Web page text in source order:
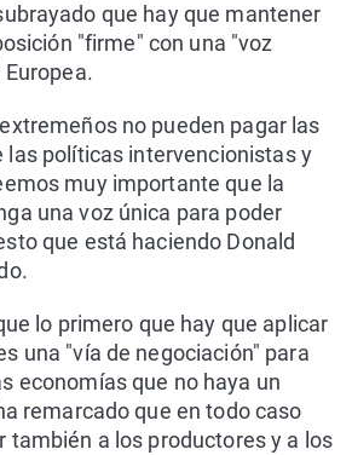
que hay que mantener
"firme" con una "voz
Europea.
no pueden pagar las
las políticas intervencionistas y
muy importante que la
una voz única para poder
que está haciendo Donald
lo primero que hay que aplicar
una "vía de negociación" para
economías que no haya un
remarcado que en todo caso
también a los productores y a los